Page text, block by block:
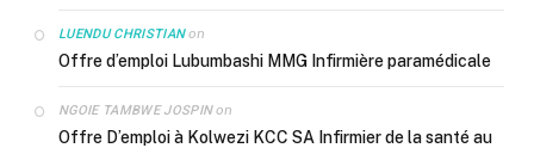
LUENDU CHRISTIANon
Offre d’emploi Lubumbashi MMG Infirmière paramédicale
NGOIE TAMBWE JOSPINon
Offre D’emploi à Kolwezi KCC SA Infirmier de la santé au